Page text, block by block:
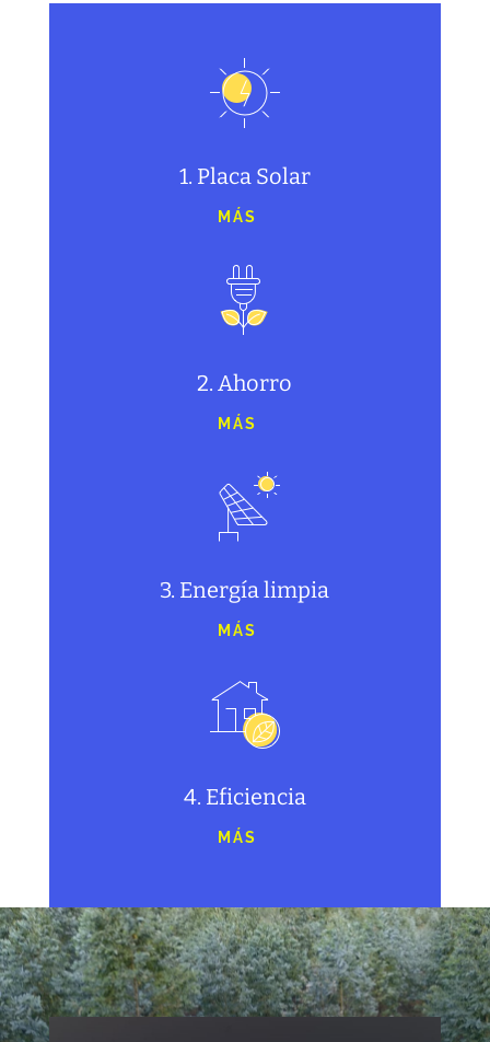
1. Placa Solar
MÁS
2. Ahorro
MÁS
3. Energía limpia
MÁS
4. Eficiencia
MÁS